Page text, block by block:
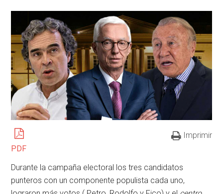
PDF
Imprimir
Durante la campaña electoral los tres candidatos
punteros con un componente populista cada uno,